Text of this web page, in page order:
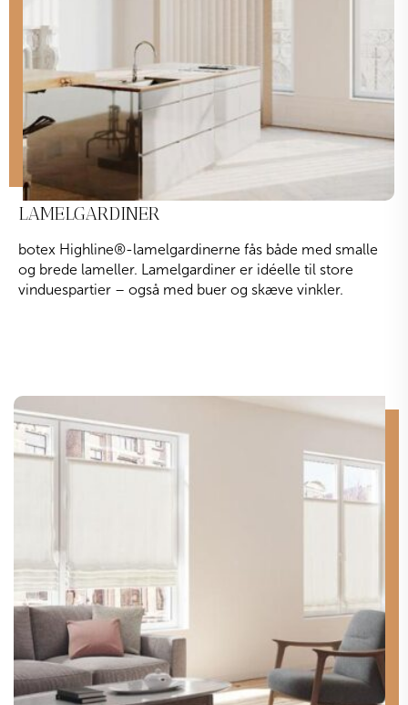
LAMELGARDINER
botex Highline®-lamelgardinerne fås både med smalle
og brede lameller. Lamelgardiner er idéelle til store
vinduespartier – også med buer og skæve vinkler.